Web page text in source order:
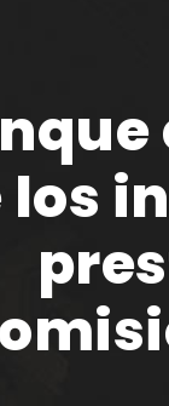
los